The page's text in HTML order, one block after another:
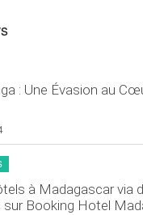
: Une Évasion au
à Madagascar via
sur Booking Hotel